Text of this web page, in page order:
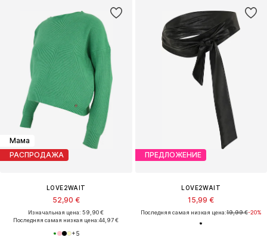
Мама
РАСПРОДАЖА
LOVE2WAIT
52,90 €
Изначальная цена: 59,90 €
Последняя самая низкая цена:44,97 €
+5
ПРЕДЛОЖЕНИЕ
LOVE2WAIT
15,99 €
Последняя самая низкая цена:19,99 €-20%